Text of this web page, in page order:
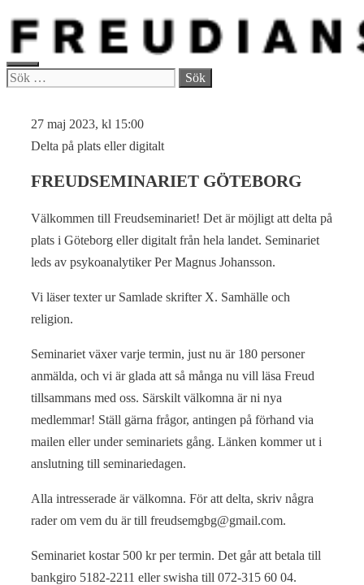
Hoppa
innehåll
MENY
Sök
27 maj 2023, kl 15:00
Delta på plats eller digitalt
FREUDSEMINARIET GÖTEBORG
Välkommen till Freudseminariet! Det är möjligt att delta på
plats i Göteborg eller digitalt från hela landet. Seminariet
leds av psykoanalytiker Per Magnus Johansson.
Vi läser texter ur Samlade skrifter X. Samhälle och
religion.
Seminariet växer varje termin, just nu är 180 personer
anmälda, och vi är glada att så många nu vill läsa Freud
tillsammans med oss. Särskilt välkomna är ni nya
medlemmar! Ställ gärna frågor, antingen på förhand via
mailen eller under seminariets gång. Länken kommer ut i
anslutning till seminariedagen.
Alla intresserade är välkomna. För att delta, skriv några
rader om vem du är till freudsemgbg@gmail.com.
Seminariet kostar 500 kr per termin. Det går att betala till
bankgiro 5182-2211 eller swisha till 072-315 60 04.